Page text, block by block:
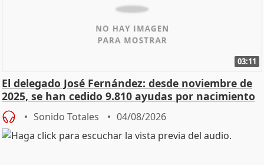
03:11
El delegado José Fernández: desde noviembre de
2025, se han cedido 9.810 ayudas por nacimiento
Sonido Totales 04/08/2026